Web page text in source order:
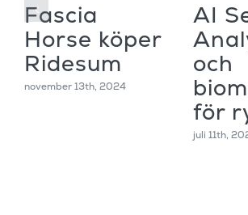
Fascia
Horse köper
Ridesum
november 13th, 2024
AI
och
för
juli 11th,